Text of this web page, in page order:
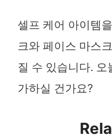
셀프 케어 아이템
크와 페이스 마스
질 수 있습니다.
가하실 건가요?